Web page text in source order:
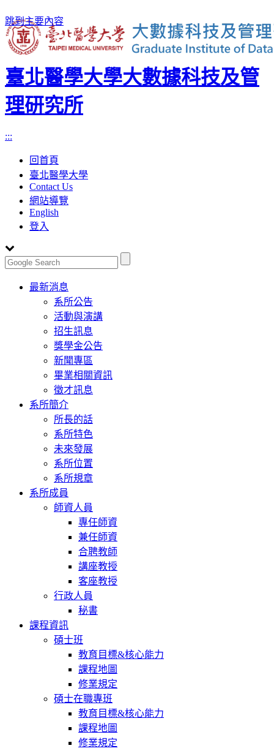
跳到主要內容
臺北醫學大學大數據科技及管
理研究所
:::
回首頁
臺北醫學大學
Contact Us
網站導覽
English
登入
Toggle
navigation
最新消息
系所公告
活動與演講
招生訊息
獎學金公告
新聞專區
畢業相關資訊
徵才訊息
系所簡介
所長的話
系所特色
未來發展
系所位置
系所規章
系所成員
師資人員
專任師資
兼任師資
合聘教師
講座教授
客座教授
行政人員
秘書
課程資訊
碩士班
教育目標&核心能力
課程地圖
修業規定
碩士在職專班
教育目標&核心能力
課程地圖
修業規定